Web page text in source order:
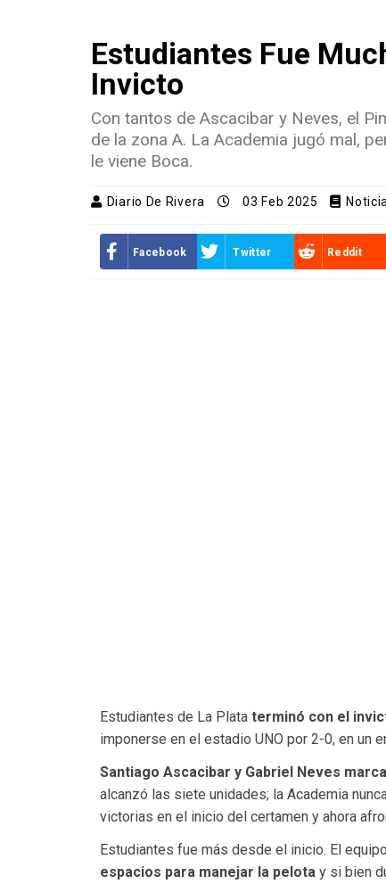
Estudiantes Fue
Invicto
Con tantos de Ascacibar y Neves, el
de la zona A. La Academia jugó mal,
le viene Boca.
Diario De Rivera 03 Feb 2025
Facebook Twitter Reddit
Estudiantes de La Plata terminó con el
imponerse en el estadio UNO por 2-0, en un
Santiago Ascacibar y Gabriel Neves
alcanzó las siete unidades; la Academia
victorias en el inicio del certamen y ahora
Estudiantes fue más desde el inicio. El
espacios para manejar la pelota y si bien